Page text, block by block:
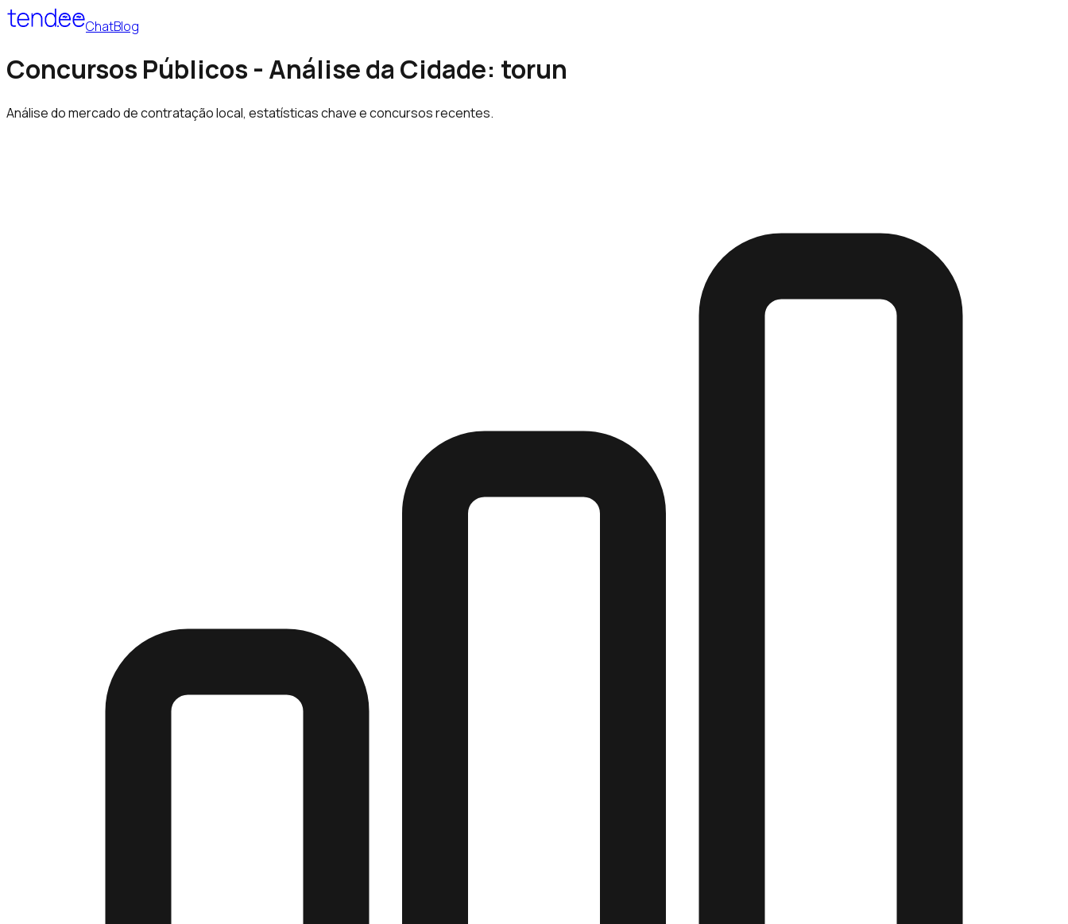
ChatBlog
Concursos Públicos - Análise da Cidade: torun
Análise do mercado de contratação local, estatísticas chave e concursos recentes.